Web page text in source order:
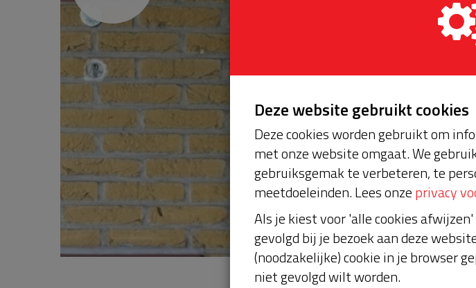
Deze website gebruikt cookies
Deze cookies worden gebruikt om
met onze website omgaat. We
gebruiksgemak te verbeteren, te
meetdoeleinden. Lees onzeprivacy
Als je kiest voor 'alle cookies
gevolgd bij je bezoek aan deze
(noodzakelijke) cookie in je browser
niet gevolgd wilt worden.